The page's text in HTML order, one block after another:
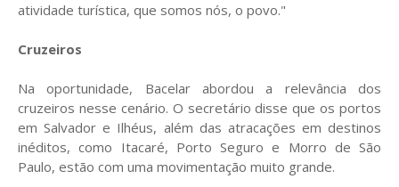
atividade turística, que somos nós, o povo."
Cruzeiros
Na oportunidade, Bacelar abordou a relevância dos
cruzeiros nesse cenário. O secretário disse que os portos
em Salvador e Ilhéus, além das atracações em destinos
inéditos, como Itacaré, Porto Seguro e Morro de São
Paulo, estão com uma movimentação muito grande.